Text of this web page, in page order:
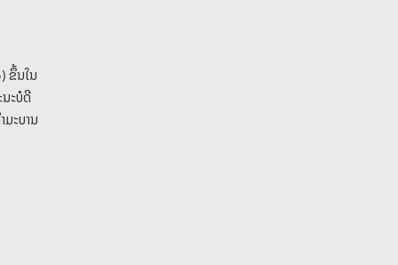
ຂຶ້ນໃນ
ະບໍດີ
ະບານ